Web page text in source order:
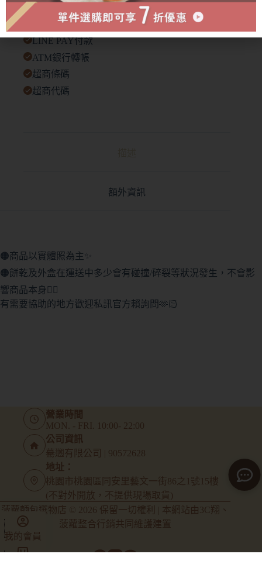
付款方式
超商取貨付款
LINE PAY付款
ATM銀行轉帳
超商條碼
超商代碼
額外資訊
🟠商品以實體照為主✨
🟠餅乾及外盒在運送中多少會有碰撞/碎裂等狀況發生，不會影
響商品本身🙇‍♀️
有需要協助的地方歡迎私訊官方賴詢問🫶🏻
營業時間
MON. - FRI. 10:00- 22:00
公司資訊
驀遡有限公司 | 90572628
地址：
桃園市桃園區同安里藝文一街86之1號15樓
(不對外開放，不提供現場取貨)
菠蘿麵包選物店 © 2026 保留一切權利 | 本網站由 3C翔
、
菠蘿整合行銷 共同維護建置
我的會員